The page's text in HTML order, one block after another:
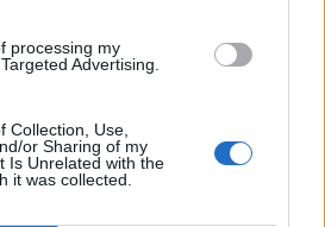
processing my
Advertising.
Collection, Use,
or Sharing of my
Is Unrelated with the
it was collected.
171 Punkte für Erfolge: 340
, männlich
3.353 Punkte für Erfolge: 1.750